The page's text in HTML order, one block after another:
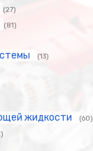
(27)
(81)
(13)
жидкости (60)